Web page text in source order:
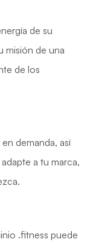
de su
misión de una
de los
demanda, así
a tu marca,
.fitness puede